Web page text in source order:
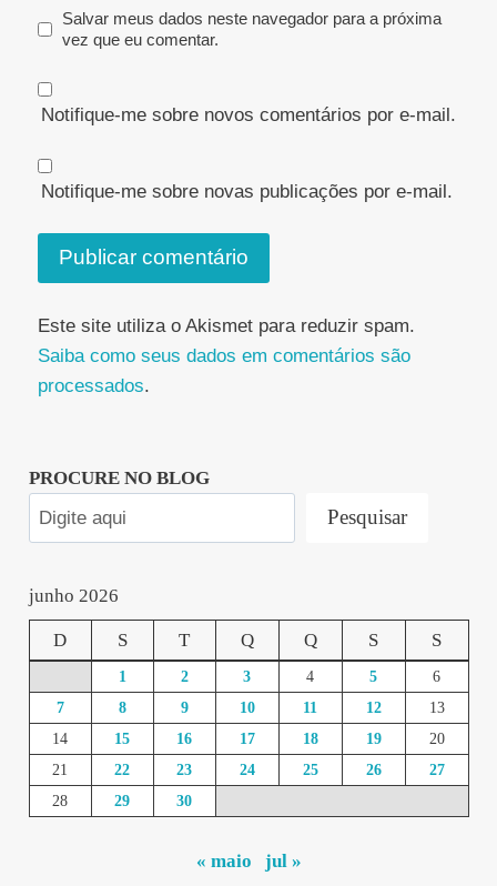
Salvar meus dados neste navegador para a próxima
vez que eu comentar.
Notifique-me sobre novos comentários por e-mail.
Notifique-me sobre novas publicações por e-mail.
Este site utiliza o Akismet para reduzir spam.
Saiba como seus dados em comentários são
processados.
PROCURE NO BLOG
Pesquisar
junho 2026
D S T Q Q S S
1 2 3 4 5
6
7
8 9 10 11 12
13
14
15 16 17 18 19
20
21
22 23 24 25 26
27
28
29 30
« maio jul »